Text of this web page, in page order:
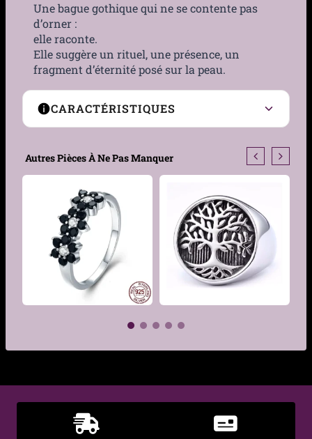
Une bague gothique qui ne se contente pas
d’orner :
elle raconte.
Elle suggère un rituel, une présence, un
fragment d’éternité posé sur la peau.
CARACTÉRISTIQUES
Type de produit
Motif
Deux squelettes portant
un zircon
Matière Argent 925
Argent
Polie avec reliefs oxydés
Diamètre zircon
Autres Pièces À Ne Pas Manquer